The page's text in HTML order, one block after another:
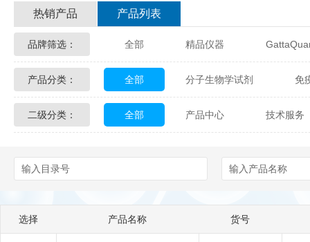
热销产品 产品列表
品牌筛选： 全部 精品仪器
Glycon Biochem Sterlitech
Echelon Biosciences Verichem
Biotez Berlin Diametra
产品分类： 全部 分子生物学试剂 免
化学及生物化学试剂 材料学试剂
二级分类： 全部 产品中心 技术服务
选择 产品名称 货号